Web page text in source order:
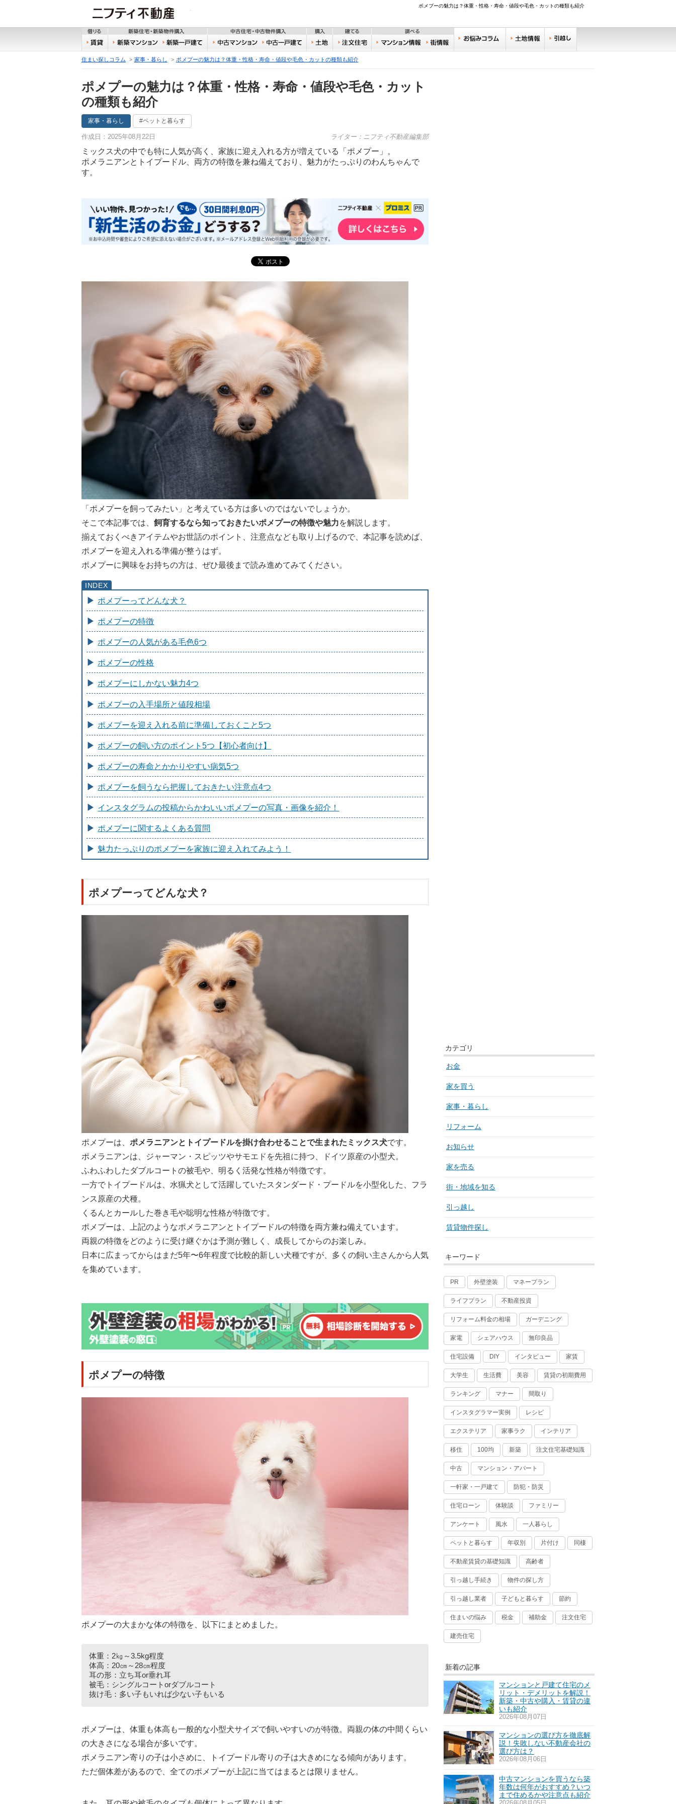
ポメプーの魅力は？体重・性格・寿命・値段や毛色・カットの種類も紹介
借りる 新築住宅・新築物件購入 中古住宅・中古物件購入
購入
賃貸
新築マンション 新築一戸建て 中古マンション 中古一戸建て
土地 注文住宅 おうちリサーチ住みやすい街サーチ
住まい探しコラム 家事・暮らし ポメプーの魅力は？体重・性格・寿命・値段や毛色・カットの種類も紹介
ポメプーの魅力は？体重・性格・寿命・値段や毛色・カット
の種類も紹介
家事・暮らし #ペットと暮らす
作成日：2025年08月22日 ライター：ニフティ不動産編集部
ミックス犬の中でも特に人気が高く、家族に迎え入れる方が増えている「ポメプー」。
ポメラニアンとトイプードル、両方の特徴を兼ね備えており、魅力がたっぷりのわんちゃんで
す。
「ポメプーを飼ってみたい」と考えている方は多いのではないでしょうか。
そこで本記事では、 飼育するなら知っておきたいポメプーの特徴や魅力を解説します。
揃えておくべきアイテムやお世話のポイント、注意点なども取り上げるので、本記事を読めば、
ポメプーを迎え入れる準備が整うはず。
ポメプーに興味をお持ちの方は、ぜひ最後まで読み進めてみてください。
ポメプーってどんな犬？
ポメプーの特徴
ポメプーの人気がある毛色6つ
ポメプーの性格
ポメプーにしかない魅力4つ
ポメプーの入手場所と値段相場
ポメプーを迎え入れる前に準備しておくこと5つ
ポメプーの飼い方のポイント5つ【初心者向け】
ポメプーの寿命とかかりやすい病気5つ
ポメプーを飼うなら把握しておきたい注意点4つ
インスタグラムの投稿からかわいいポメプーの写真・画像を紹介！
ポメプーに関するよくある質問
魅力たっぷりのポメプーを家族に迎え入れてみよう！
ポメプーってどんな犬？
ポメプーは、 ポメラニアンとトイプードルを掛け合わせることで生まれたミックス犬です。
ポメラニアンは、ジャーマン・スピッツやサモエドを先祖に持つ、ドイツ原産の小型犬。
ふわふわしたダブルコートの被毛や、明るく活発な性格が特徴です。
一方でトイプードルは、水猟犬として活躍していたスタンダード・プードルを小型化した、フラ
ンス原産の犬種。
くるんとカールした巻き毛や聡明な性格が特徴です。
ポメプーは、上記のようなポメラニアンとトイプードルの特徴を両方兼ね備えています。
両親の特徴をどのように受け継ぐかは予測が難しく、成長してからのお楽しみ。
日本に広まってからはまだ5年〜6年程度で比較的新しい犬種ですが、多くの飼い主さんから人気
を集めています。
ポメプーの特徴
ポメプーの大まかな体の特徴を、以下にまとめました。
体重：2㎏～3.5kg程度
体高：20㎝～28㎝程度
耳の形：立ち耳or垂れ耳
被毛：シングルコートorダブルコート
抜け毛：多い子もいれば少ない子もいる
ポメプーは、体重も体高も一般的な小型犬サイズで飼いやすいのが特徴。両親の体の中間くらい
の大きさになる場合が多いです。
ポメラニアン寄りの子は小さめに、トイプードル寄りの子は大きめになる傾向があります。
ただ個体差があるので、全てのポメプーが上記に当てはまるとは限りません。
カテゴリ
お金
家を買う
家事・暮らし
リフォーム
お知らせ
家を売る
街・地域を知る
引っ越し
賃貸物件探し
キーワード
PR 外壁塗装 マネープラン
ライフプラン 不動産投資
リフォーム料金の相場 ガーデニング
家電 シェアハウス 無印良品
住宅設備 DIY インタビュー 家賃
大学生 生活費 美容 賃貸の初期費用
ランキング マナー 間取り
インスタグラマー実例 レシピ
エクステリア 家事ラク インテリア
移住 100均 新築 注文住宅基礎知識
中古 マンション・アパート
一軒家・一戸建て 防犯・防災
住宅ローン 体験談 ファミリー
アンケート 風水 一人暮らし
ペットと暮らす 年収別 片付け 同棲
不動産賃貸の基礎知識 高齢者
引っ越し手続き 物件の探し方
引っ越し業者 子どもと暮らす 節約
住まいの悩み 税金 補助金 注文住宅
建売住宅
新着の記事
マンションと戸建て住宅のメ
リット・デメリットを解説！
新築・中古や購入・賃貸の違
いも紹介
2026年08月07日
マンションの選び方を徹底解
説！失敗しない不動産会社の
選び方は？
2026年08月06日
中古マンションを買うなら築
年数は何年がおすすめ？いつ
まで住めるかや注意点も紹介